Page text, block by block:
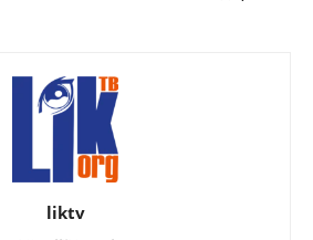
liktv